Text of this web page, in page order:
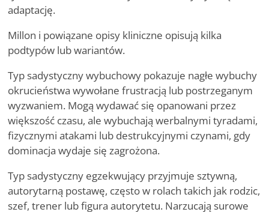
adaptację.
Millon i powiązane opisy kliniczne opisują kilka
podtypów lub wariantów.
Typ sadystyczny wybuchowy pokazuje nagłe wybuchy
okrucieństwa wywołane frustracją lub postrzeganym
wyzwaniem. Mogą wydawać się opanowani przez
większość czasu, ale wybuchają werbalnymi tyradami,
fizycznymi atakami lub destrukcyjnymi czynami, gdy
dominacja wydaje się zagrożona.
Typ sadystyczny egzekwujący przyjmuje sztywną,
autorytarną postawę, często w rolach takich jak rodzic,
szef, trener lub figura autorytetu. Narzucają surowe